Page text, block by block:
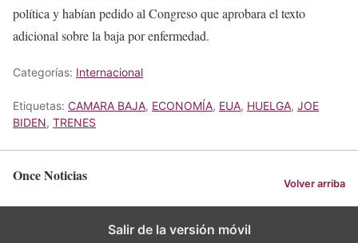
política y habían pedido al Congreso que aprobara el texto
adicional sobre la baja por enfermedad.
Categorías: Internacional
Etiquetas: CAMARA BAJA, ECONOMÍA, EUA, HUELGA, JOE
BIDEN, TRENES
Once Noticias Volver arriba
Salir de la versión móvil